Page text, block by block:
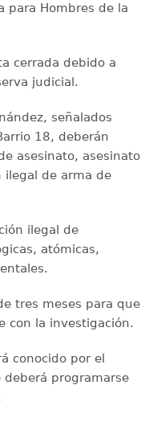
para Hombres de la
cerrada debido a
judicial.
señalados
18, deberán
asesinato, asesinato
de arma de
ilegal de
atómicas,
tres meses para que
con la investigación.
conocido por el
deberá programarse